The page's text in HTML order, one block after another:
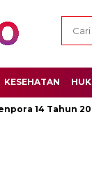
KESEHATAN
Tahun 2024